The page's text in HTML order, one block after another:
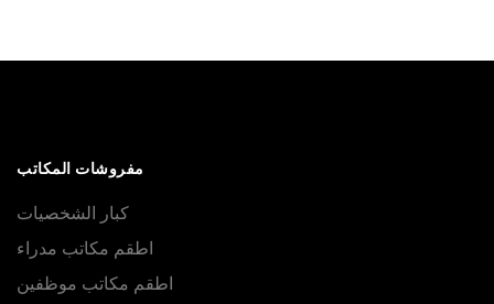
مفروشات المكاتب
كبار الشخصيات
اطقم مكاتب مدراء
اطقم مكاتب موظفين